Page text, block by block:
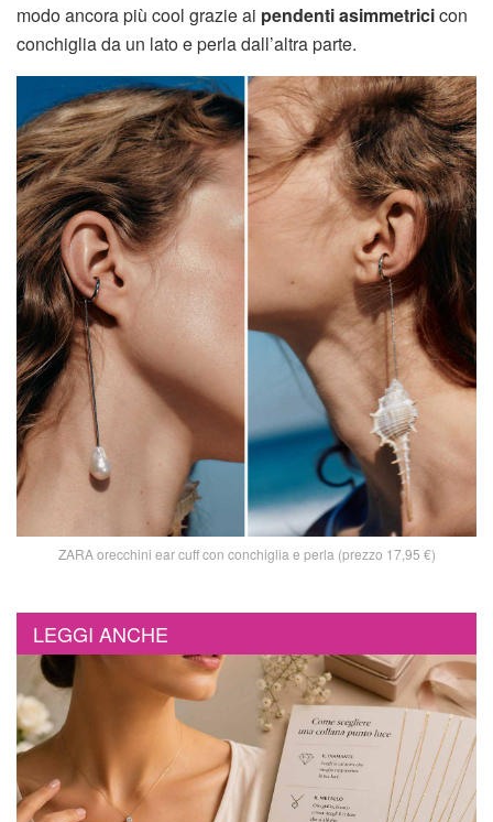
modo ancora più cool grazie ai pendenti asimmetricicon
conchiglia da un lato e perla dall’altra parte.
ZARA orecchini ear cuff con conchiglia e perla (prezzo 17,95 €)
LEGGI ANCHE